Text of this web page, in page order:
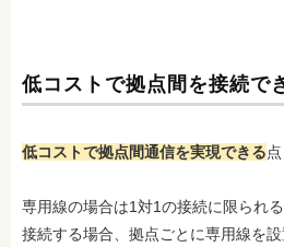
低コストで拠点間を接続で
低コストで拠点間通信を実現できる
専用線の場合は1対1の接続に限られ
接続する場合、拠点ごとに専用線を